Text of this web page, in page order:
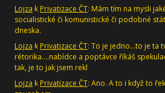
Lojza k Privatizace ČT: Mám tím na mysli
socialistické či komunistické či podobné
dneska.
Lojza k Privatizace ČT: To je jedno...to je ta
rétorika....nabídce a poptávce říkáš
tak, je to jak jsem rekl
Lojza k Privatizace ČT: Ano. A to i když to